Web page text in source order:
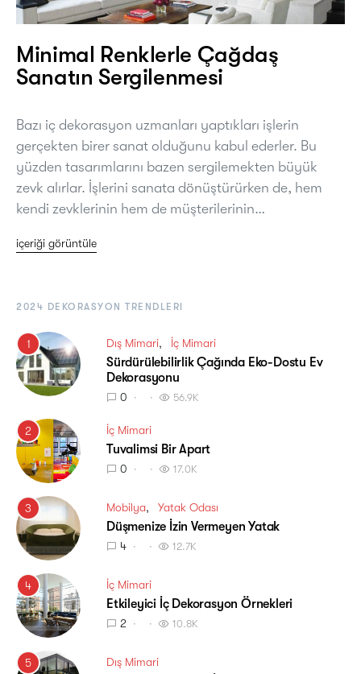
Minimal Renklerle Çağdaş
Sanatın Sergilenmesi
Bazı iç dekorasyon uzmanları yaptıkları işlerin
gerçekten birer sanat olduğunu kabul ederler. Bu
yüzden tasarımlarını bazen sergilemekten büyük
zevk alırlar. İşlerini sanata dönüştürürken de, hem
kendi zevklerinin hem de müşterilerinin…
içeriği görüntüle
2024 DEKORASYON TRENDLERI
1 Dış Mimari İç Mimari
Sürdürülebilirlik Çağında Eko-Dostu Ev
Dekorasyonu
0 56.9K
2 İç Mimari
Tuvalimsi Bir Apart
0 17.0K
3 Mobilya Yatak Odası
Düşmenize İzin Vermeyen Yatak
4 12.7K
4 İç Mimari
Etkileyici İç Dekorasyon Örnekleri
2 10.8K
5 Dış Mimari